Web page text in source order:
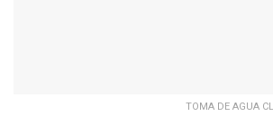
TOMA DE AGUA